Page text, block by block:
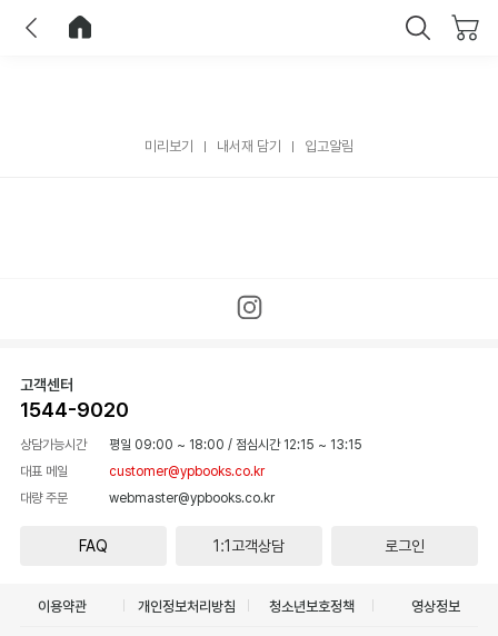
미리보기 내서재 담기 입고알림
고객센터
1544-9020
상담가능시간 평일 09:00 ~ 18:00 / 점심시간 12:15 ~ 13:15
대표 메일
customer@ypbooks.co.kr
대량 주문
webmaster@ypbooks.co.kr
FAQ 1:1고객상담 로그인
이용약관 개인정보처리방침 청소년보호정책 영상정보